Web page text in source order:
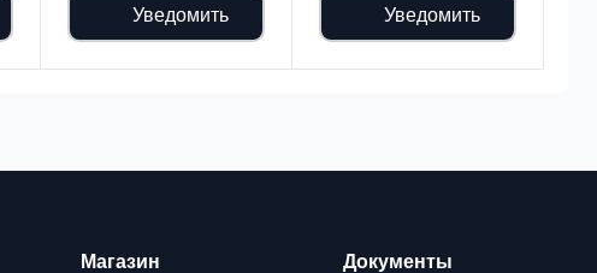
Уведомить Уведомить
Магазин Документы